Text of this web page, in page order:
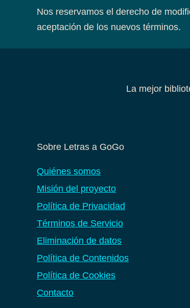
Nos reservamos el derecho de
aceptación de los nuevos términos.
La mejor
Sobre Letras a GoGo
Quiénes somos
Misión del proyecto
Política de Privacidad
Términos de Servicio
Eliminación de datos
Política de Contenidos
Política de Cookies
Contacto